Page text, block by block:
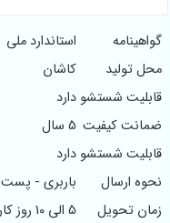
گواهینامه
استاندارد ملی
محل تولید
کاشان
قابلیت شستشو دارد
ضمانت کیفیت 5 سال
قابلیت شستشو دارد
نحوه ارسال
باربری - پست
زمان تحویل
5 الی 10 روز کاری